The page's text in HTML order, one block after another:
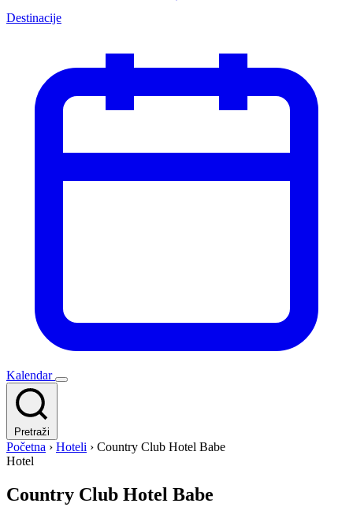
Destinacije
Kalendar
Pretraži
Početna › Hoteli › Country Club Hotel Babe
Hotel
Country Club Hotel Babe